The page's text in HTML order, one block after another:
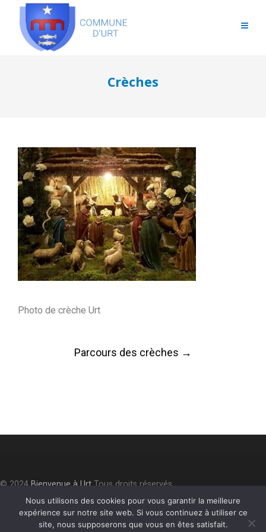
Crèches
Photo de crèche Urt
Parcours des crèches →
© 2024Bienvenue à UrtTous droits réservés.
Accessibilité ⎮Plan du site⎮ Mentions légales ⎮Politique de
confidentialité
Nous utilisons des cookies pour vous garantir la meilleure
expérience sur notre site web. Si vous continuez à utiliser ce
site, nous supposerons que vous en êtes satisfait.